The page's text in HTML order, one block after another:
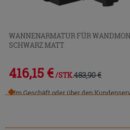
WANNENARMATUR FÜR
SCHWARZ MATT
416,15 € /STK.483,90 €
Im Geschäft oder über den